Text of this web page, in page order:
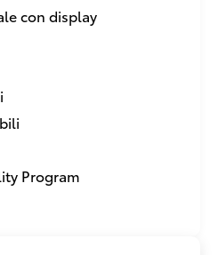
con display
Program